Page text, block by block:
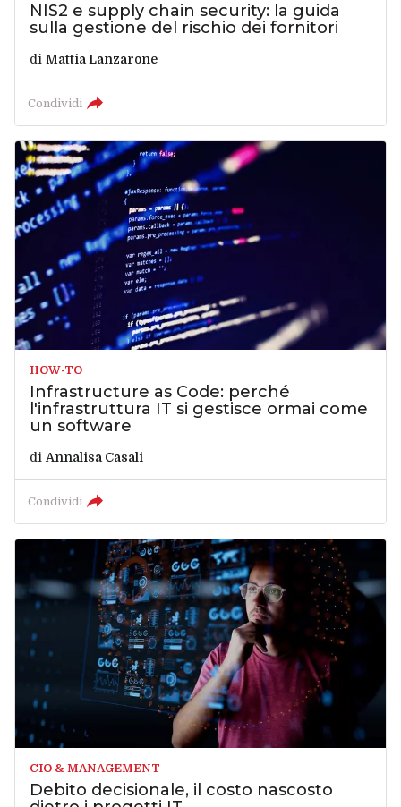
NIS2 e supply chain security: la guida
sulla gestione del rischio dei fornitori
di Mattia Lanzarone
Condividi
HOW-TO
Infrastructure as Code: perché
l'infrastruttura IT si gestisce ormai come
un software
di Annalisa Casali
Condividi
CIO & MANAGEMENT
Debito decisionale, il costo nascosto